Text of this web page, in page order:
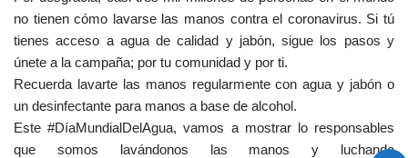
no tienen cómo lavarse las manos contra el coronavirus. Si tú
tienes acceso a agua de calidad y jabón, sigue los pasos y
únete a la campaña; por tu comunidad y por ti.
Recuerda lavarte las manos regularmente con agua y jabón o
un desinfectante para manos a base de alcohol.
Este #DíaMundialDelAgua, vamos a mostrar lo responsables
que somos lavándonos las manos y luchando